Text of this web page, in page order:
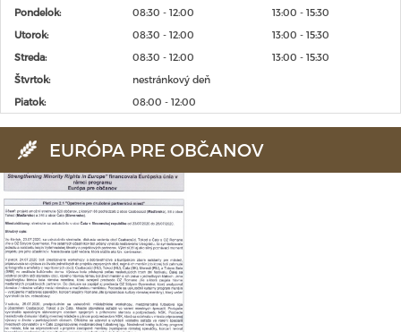
Pondelok: 08:30 - 12:00
13:00 - 15:30
Utorok:
08:30 - 12:00
13:00 - 15:30
Streda:
08:30 - 12:00
13:00 - 15:30
Štvrtok:
nestránkový deň
Piatok:
08:00 - 12:00
EURÓPA PRE OBČANOV